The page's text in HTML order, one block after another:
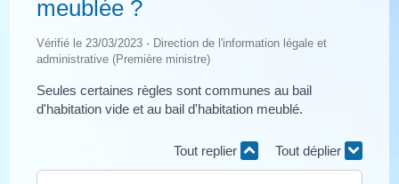
meublée ?
Vérifié le 23/03/2023 - Direction de l'information légale et
administrative (Première ministre)
Seules certaines règles sont communes au bail
d'habitation vide et au bail d'habitation meublé.
Tout replier Tout déplier